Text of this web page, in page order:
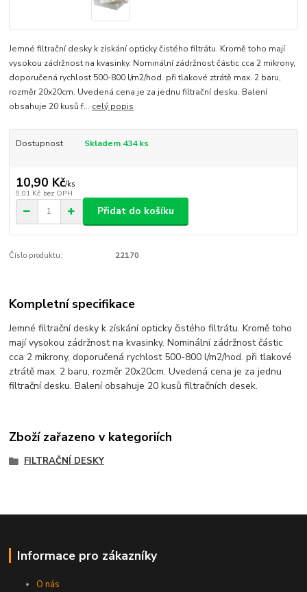
Jemné filtrační desky k získání opticky čistého filtrátu. Kromě toho mají
vysokou zádržnost na kvasinky. Nominální zádržnost částic cca 2 mikrony,
doporučená rychlost 500-800 l/m2/hod. při tlakové ztrátě max. 2 baru,
rozměr 20x20cm. Uvedená cena je za jednu filtrační desku. Balení
obsahuje 20 kusů f... celý popis
Dostupnost Skladem 434 ks
10,90 Kč/ks
9,01 Kč bez DPH
Přidat do košíku
Číslo produktu: 22170
Kompletní specifikace
Jemné filtrační desky k získání opticky čistého filtrátu. Kromě toho
mají vysokou zádržnost na kvasinky. Nominální zádržnost částic
cca 2 mikrony, doporučená rychlost 500-800 l/m2/hod. při tlakové
ztrátě max. 2 baru, rozměr 20x20cm. Uvedená cena je za jednu
filtrační desku. Balení obsahuje 20 kusů filtračních desek.
Zboží zařazeno v kategoriích
FILTRAČNÍ DESKY
Informace pro zákazníky
O nás